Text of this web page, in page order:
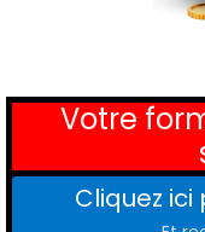
Votre
Cliquez